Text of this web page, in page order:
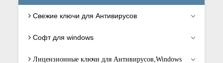
Свежие ключи для Антивирусов
Софт для windows
Лицензионные ключи для Антивирусов,Windows